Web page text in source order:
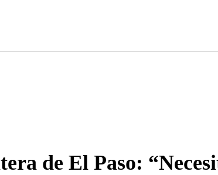
de El Paso: